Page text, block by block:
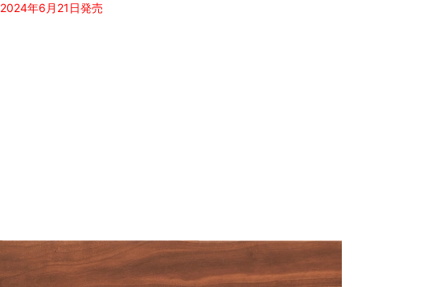
2024年6月21日発売